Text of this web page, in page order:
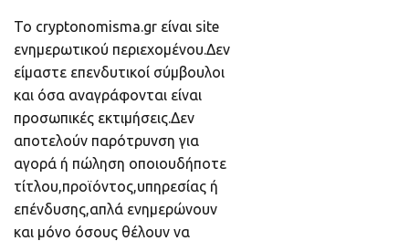
Το cryptonomisma.gr είναι site
ενημερωτικού περιεχομένου.Δεν
είμαστε επενδυτικοί σύμβουλοι
και όσα αναγράφονται είναι
προσωπικές εκτιμήσεις.Δεν
αποτελούν παρότρυνση για
αγορά ή πώληση οποιουδήποτε
τίτλου,προϊόντος,υπηρεσίας ή
επένδυσης,απλά ενημερώνουν
και μόνο όσους θέλουν να